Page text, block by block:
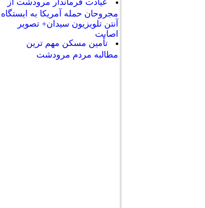
عیادت فرماندار مرودشت از
مجروحان حمله آمریکا به ایستگاه
آنتن تلویزیون سیدان+ تصویر
اصابت
تأمین مسکن مهم ترین
مطالبه مردم مرودشت